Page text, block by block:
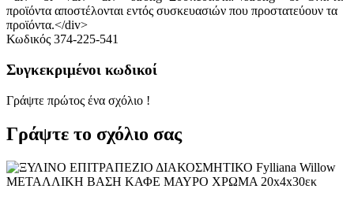
προϊόντα αποστέλονται εντός συσκευασιών που προστατεύουν τα
προϊόντα.</div>
Κωδικός 374-225-541
Συγκεκριμένοι κωδικοί
Γράψτε πρώτος ένα σχόλιο !
Γράψτε το σχόλιο σας